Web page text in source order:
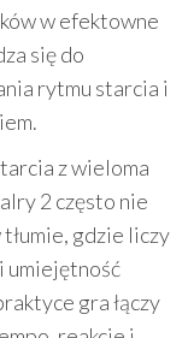
w efektowne
się do
rytmu starcia i
z wieloma
2 często nie
gdzie liczy
umiejętność
gra łączy